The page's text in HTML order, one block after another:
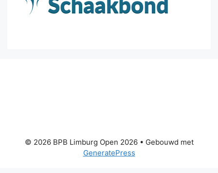
© 2026 BPB Limburg Open 2026• Gebouwd met
GeneratePress